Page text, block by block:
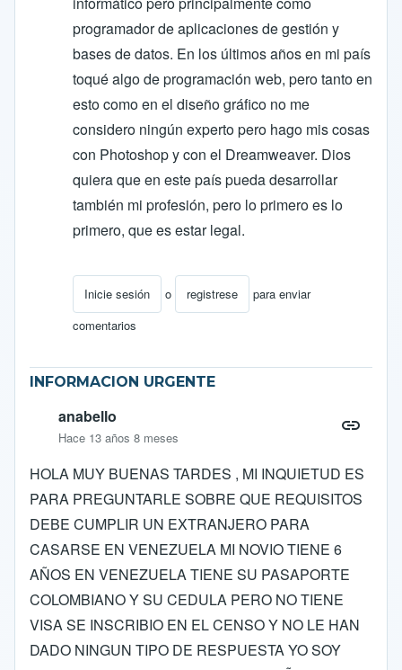
programador de aplicaciones de gestión y
bases de datos. En los últimos años en mi país
toqué algo de programación web, pero tanto en
esto como en el diseño gráfico no me
considero ningún experto pero hago mis cosas
con Photoshop y con el Dreamweaver. Dios
quiera que en este país pueda desarrollar
también mi profesión, pero lo primero es lo
primero, que es estar legal.
Inicie sesión o registrese
para enviar
comentarios
En respuesta a FElicitaciones
INFORMACION URGENTE
anabello
Hace 13 años 8 meses
HOLA MUY BUENAS TARDES , MI INQUIETUD ES
PARA PREGUNTARLE SOBRE QUE REQUISITOS
DEBE CUMPLIR UN EXTRANJERO PARA
CASARSE EN VENEZUELA MI NOVIO TIENE 6
AÑOS EN VENEZUELA TIENE SU PASAPORTE
COLOMBIANO Y SU CEDULA PERO NO TIENE
VISA SE INSCRIBIO EN EL CENSO Y NO LE HAN
DADO NINGUN TIPO DE RESPUESTA YO SOY